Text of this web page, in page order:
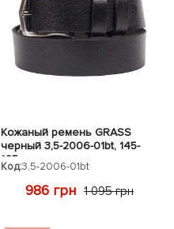
Кожаный ремень GRASS
черный 3,5-2006-01bt, 145-
165см
Код:3,5-2006-01bt
986 грн 1 095 грн